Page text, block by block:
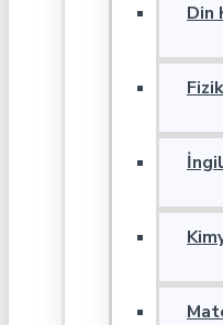
Din
Fizik